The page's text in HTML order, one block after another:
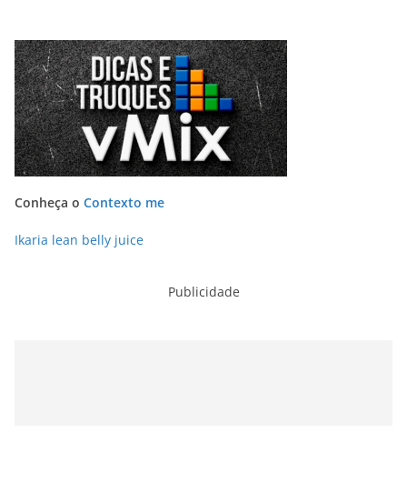
Conheça o Contexto me
Ikaria lean belly juice
Publicidade